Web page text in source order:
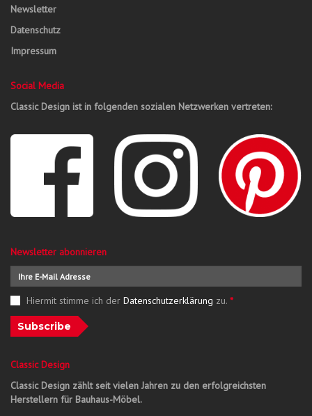
Newsletter
Datenschutz
Impressum
Social Media
Classic Design ist in folgenden sozialen Netzwerken vertreten:
Newsletter abonnieren
Hiermit stimme ich der Datenschutzerklärung zu. *
Subscribe
Classic Design
Classic Design zählt seit vielen Jahren zu den erfolgreichsten
Herstellern für Bauhaus-Möbel.